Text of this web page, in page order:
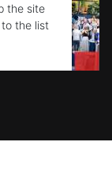
the site
the list